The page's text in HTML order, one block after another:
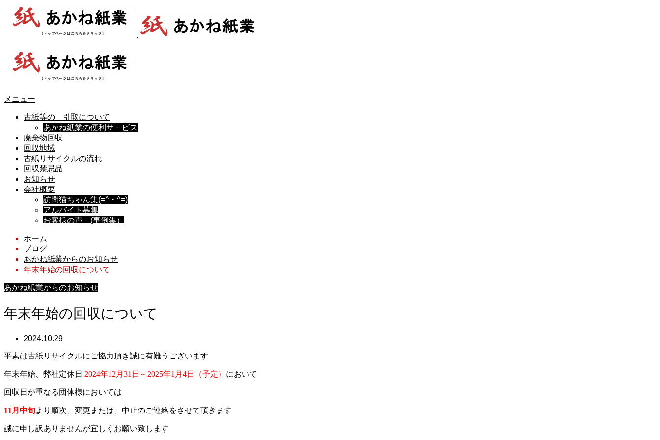
メニュー
古紙等の 引取について
あかね紙業の便利サ－ビス
廃棄物回収
回収地域
古紙リサイクルの流れ
回収禁忌品
お知らせ
会社概要
訪問猫ちゃん集(=^・^=)
アルバイト募集
お客様の声 (事例集）
ホーム
ブログ
あかね紙業からのお知らせ
年末年始の回収について
あかね紙業からのお知らせ
年末年始の回収について
2024.10.29
平素は古紙リサイクルにご協力頂き誠に有難うございます
年末年始、弊社定休日 2024年12月31日～2025年1月4日（予定） において
回収日が重なる団体様においては
11月中旬より順次、変更または、中止のご連絡をさせて頂きます
誠に申し訳ありませんが宜しくお願い致します